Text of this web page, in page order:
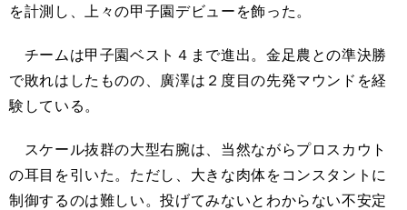
を計測し、上々の甲子園デビューを飾った。
チームは甲子園ベスト４まで進出。金足農との準決勝
で敗れはしたものの、廣澤は２度目の先発マウンドを経
験している。
スケール抜群の大型右腕は、当然ながらプロスカウト
の耳目を引いた。ただし、大きな肉体をコンスタントに
制御するのは難しい。投げてみないとわからない不安定